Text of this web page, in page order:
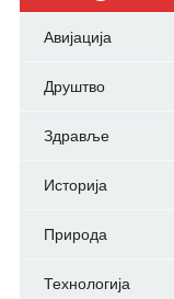
Авијација
Друштво
Здравље
Историја
Природа
Технологија